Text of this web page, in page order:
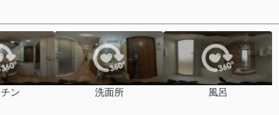
ン 洗面所 風呂